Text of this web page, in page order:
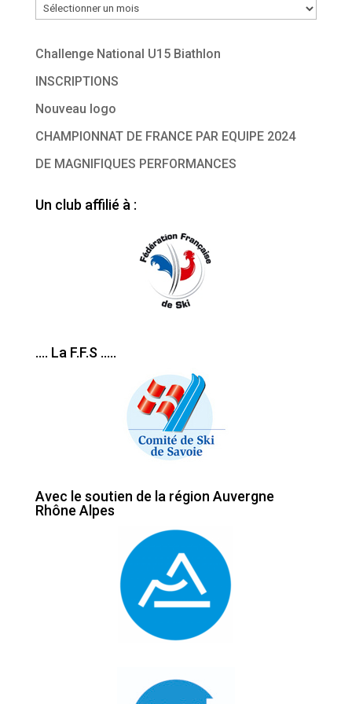
Archives
Challenge National U15 Biathlon
INSCRIPTIONS
Nouveau logo
CHAMPIONNAT DE FRANCE PAR EQUIPE 2024
DE MAGNIFIQUES PERFORMANCES
Un club affilié à :
…. La F.F.S …..
Avec le soutien de la région Auvergne
Rhône Alpes